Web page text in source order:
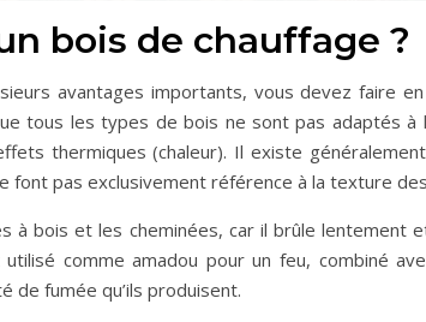
bois de chauffage ?
avantages importants, vous devez faire
tous les types de bois ne sont pas adaptés
thermiques (chaleur). Il existe
font pas exclusivement référence à la texture
à bois et les cheminées, car il brûle lentement
comme amadou pour un feu, combiné
de fumée qu’ils produisent.